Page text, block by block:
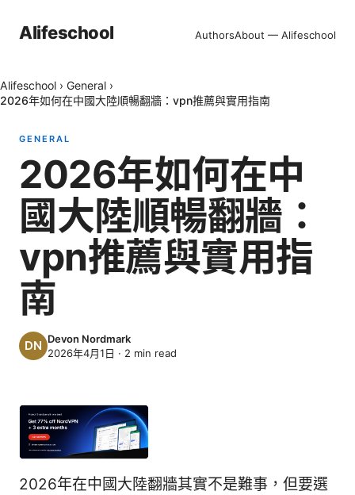
Alifeschool AuthorsAbout — Alifeschool
Alifeschool › General ›
2026年如何在中國大陸順暢翻牆：vpn推薦與實用指南
GENERAL
2026年如何在中
國大陸順暢翻牆：
vpn推薦與實用指
南
Devon Nordmark
2026年4月1日 · 2 min read
2026年在中國大陸翻牆其實不是難事，但要選